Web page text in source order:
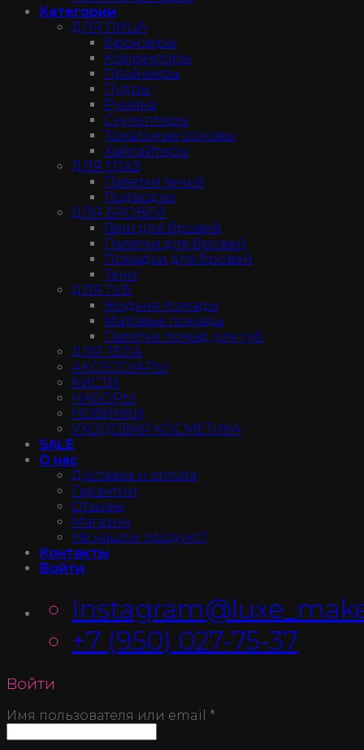
Категории
ДЛЯ ЛИЦА
Бронзеры
Корректоры
Праймеры
Пудры
Румяна
Скульпторы
Тональные основы
Хайлайтеры
ДЛЯ ГЛАЗ
Палетки теней
Подводки
ДЛЯ БРОВЕЙ
Гели для бровей
Палетки для бровей
Помадки для бровей
Тени
ДЛЯ ГУБ
Жидкие помады
Матовые помады
Палетки помад для губ
ДЛЯ ТЕЛА
АКСЕССУАРЫ
КИСТИ
НАБОРЫ
НОВИНКИ
УХОДОВАЯ КОСМЕТИКА
SALE
О нас
Доставка и оплата
Гарантии
Отзывы
Магазин
Не нашли продукт?
Контакты
Войти
+7 (950) 027-75-37
Войти
Имя пользователя или email *